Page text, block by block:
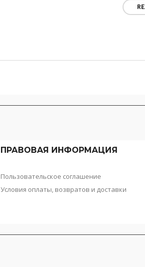
ПРАВОВАЯ ИНФОРМАЦИЯ
Пользовательское соглашение
Условия оплаты, возвратов и доставки